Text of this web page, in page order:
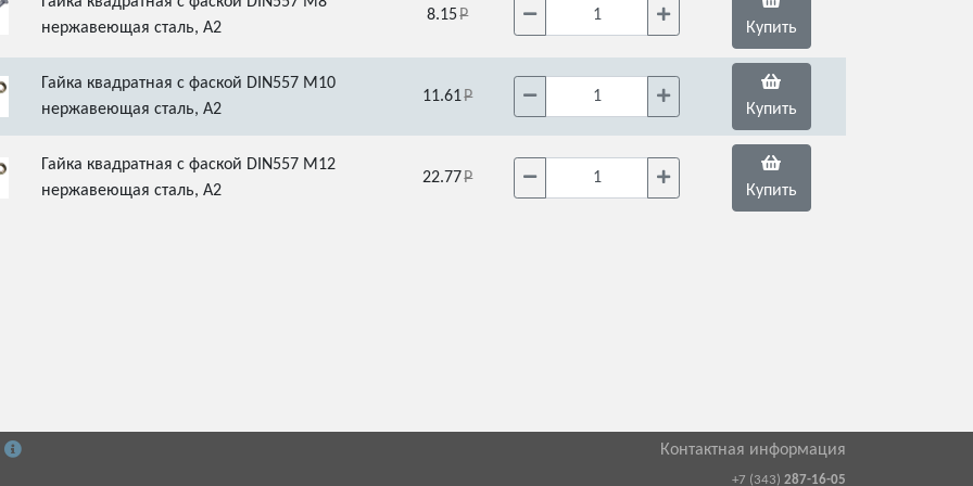
нержавеющая сталь, А2
8.15
Купить
Гайка квадратная с фаской DIN557 М10
нержавеющая сталь, А2
11.61
Купить
Гайка квадратная с фаской DIN557 М12
нержавеющая сталь, А2
22.77
Купить
Контактная информация
+7 (343) 287-16-05